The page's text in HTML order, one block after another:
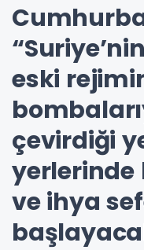
eski
çevirdiği
yerlerinde
ve ihya